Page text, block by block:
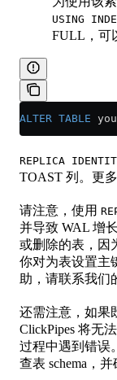
USING
FULL，可
ALTER TABLE
REPLICA
TOAST 列。更
请注意，使用
并导致 WAL 增
或删除的表，因
你对为表设置主
助，请联系我们
还需注意，如果
ClickPipes 将无
过程中遇到错误
查表 schema，